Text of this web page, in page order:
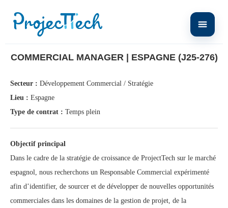
COMMERCIAL MANAGER | ESPAGNE (J25-276)
Secteur : Développement Commercial / Stratégie
Lieu : Espagne
Type de contrat : Temps plein
Objectif principal
Dans le cadre de la stratégie de croissance de ProjectTech sur le marché
espagnol, nous recherchons un Responsable Commercial expérimenté
afin d’identifier, de sourcer et de développer de nouvelles opportunités
commerciales dans les domaines de la gestion de projet, de la